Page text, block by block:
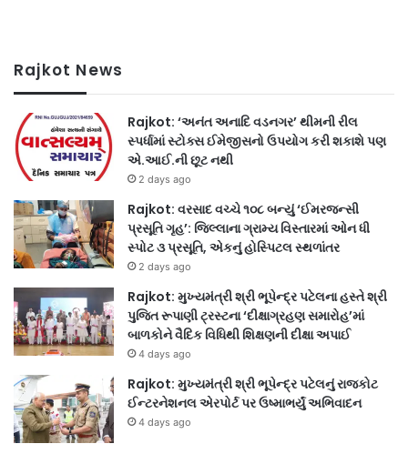
Rajkot News
Rajkot: ‘અનંત અનાદિ વડનગર’ થીમની રીલ
સ્પર્ધામાં સ્ટોક્સ ઈમેજીસનો ઉપયોગ કરી શકાશે પણ
એ.આઈ.ની છૂટ નથી
2 days ago
Rajkot: વરસાદ વચ્ચે ૧૦૮ બન્યું ‘ઈમરજન્સી
પ્રસૂતિ ગૃહ’: જિલ્લાના ગ્રામ્ય વિસ્તારમાં ઓન ધી
સ્પોટ ૩ પ્રસૂતિ, એકનું હોસ્પિટલ સ્થળાંતર
2 days ago
Rajkot: મુખ્યમંત્રી શ્રી ભૂપેન્દ્ર પટેલના હસ્તે શ્રી
પુજિત રૂપાણી ટ્રસ્ટના ‘દીક્ષાગ્રહણ સમારોહ’માં
બાળકોને વૈદિક વિધિથી શિક્ષણની દીક્ષા અપાઈ
4 days ago
Rajkot: મુખ્યમંત્રી શ્રી ભૂપેન્દ્ર પટેલનું રાજકોટ
ઈન્ટરનેશનલ એરપોર્ટ પર ઉષ્માભર્યું અભિવાદન
4 days ago